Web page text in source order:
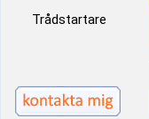
Trådstartare